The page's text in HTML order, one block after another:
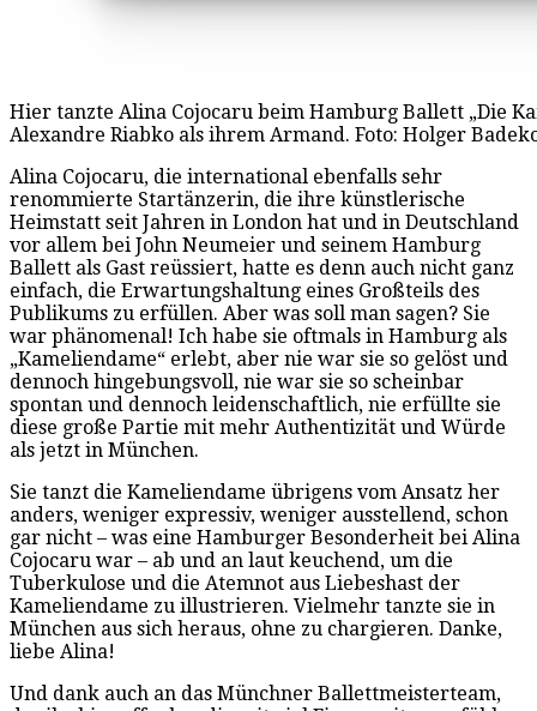
Hier tanzte Alina Cojocaru beim Hamburg Ballett „Die
Alexandre Riabko als ihrem Armand. Foto: Holger
Alina Cojocaru, die international ebenfalls sehr
renommierte Startänzerin, die ihre künstlerische
Heimstatt seit Jahren in London hat und in Deutschland
vor allem bei John Neumeier und seinem Hamburg
Ballett als Gast reüssiert, hatte es denn auch nicht ganz
einfach, die Erwartungshaltung eines Großteils des
Publikums zu erfüllen. Aber was soll man sagen? Sie
war phänomenal! Ich habe sie oftmals in Hamburg als
„Kameliendame“ erlebt, aber nie war sie so gelöst und
dennoch hingebungsvoll, nie war sie so scheinbar
spontan und dennoch leidenschaftlich, nie erfüllte sie
diese große Partie mit mehr Authentizität und Würde
als jetzt in München.
Sie tanzt die Kameliendame übrigens vom Ansatz her
anders, weniger expressiv, weniger ausstellend, schon
gar nicht – was eine Hamburger Besonderheit bei Alina
Cojocaru war – ab und an laut keuchend, um die
Tuberkulose und die Atemnot aus Liebeshast der
Kameliendame zu illustrieren. Vielmehr tanzte sie in
München aus sich heraus, ohne zu chargieren. Danke,
liebe Alina!
Und dank auch an das Münchner Ballettmeisterteam,